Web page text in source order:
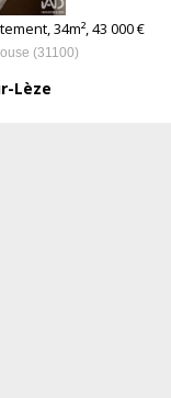
34m², 43 000 €
(31100)
Lèze